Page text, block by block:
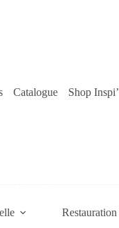
Catalogue Shop Inspi’
Restauration